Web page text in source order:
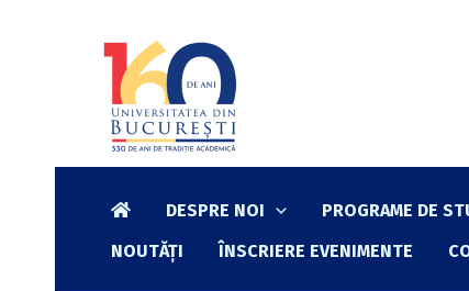
content
DESPRE NOI PROGRAME DE
NOUTĂȚI
ÎNSCRIERE EVENIMENTE